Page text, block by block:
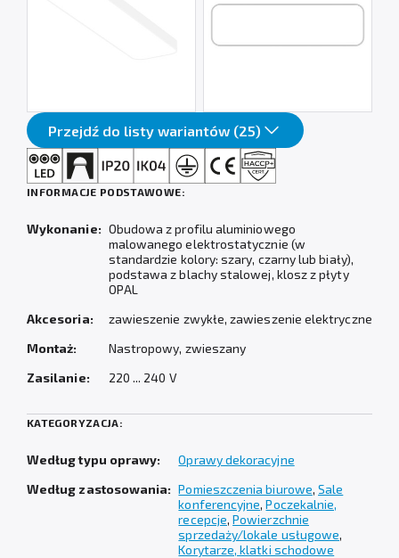
Przejdź do listy wariantów (25)
INFORMACJE PODSTAWOWE:
Wykonanie: Obudowa z profilu aluminiowego
malowanego elektrostatycznie (w
standardzie kolory: szary, czarny lub biały),
podstawa z blachy stalowej, klosz z płyty
OPAL
Akcesoria:
zawieszenie zwykłe, zawieszenie elektryczne
Montaż:
Nastropowy, zwieszany
Zasilanie:
220 ... 240 V
KATEGORYZACJA:
Według typu oprawy:
Oprawy dekoracyjne
Według zastosowania: Pomieszczenia biurowe,Sale
konferencyjne,Poczekalnie,
recepcje,Powierzchnie
sprzedaży/lokale usługowe,
Korytarze, klatki schodowe